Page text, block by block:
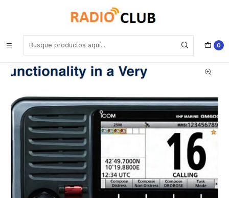
0
ICOM GM600 HF 25W Radio móvil de montaje fijo y altas
prestaciones GMDSS VHF con DSC CLASE A, IPX7, Marine